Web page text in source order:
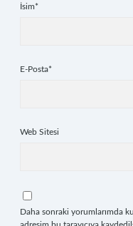
İsim*
E-Posta*
Web Sitesi
Daha sonraki yorumlarımda